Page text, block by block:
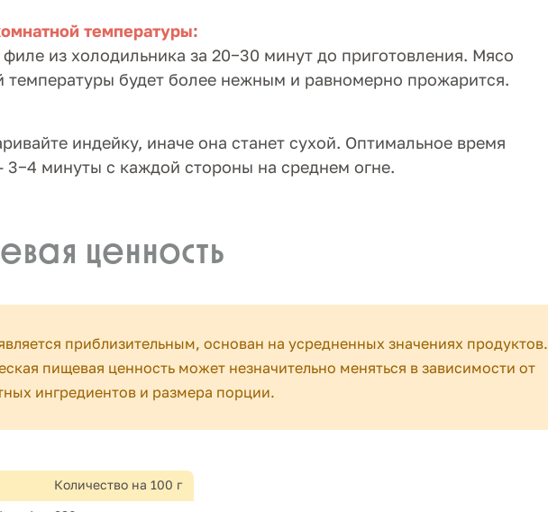
температуры:
филе из холодильника за 20−30 минут до приготовления. Мясо
температуры будет более нежным и равномерно прожарится.
индейку, иначе она станет сухой. Оптимальное время
минуты с каждой стороны на среднем огне.
ценность
приблизительным, основан на усредненных значениях продуктов.
пищевая ценность может незначительно меняться в зависимости от
ингредиентов и размера порции.
Количество на 100 г